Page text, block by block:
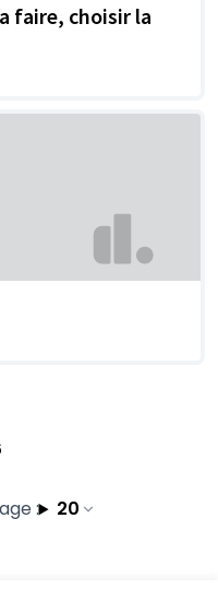
faire, choisir la
: 20